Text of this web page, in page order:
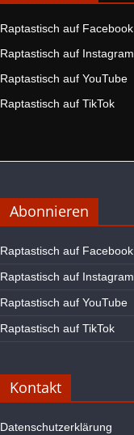
Raptastisch auf Facebook
Raptastisch auf Instagram
Raptastisch auf YouTube
Raptastisch auf TikTok
Abonnieren
Raptastisch auf Facebook
Raptastisch auf Instagram
Raptastisch auf YouTube
Raptastisch auf TikTok
Kontakt
Datenschutzerklärung